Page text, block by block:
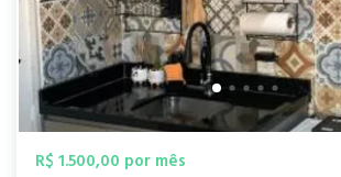
R$ 1.500,00 por mês